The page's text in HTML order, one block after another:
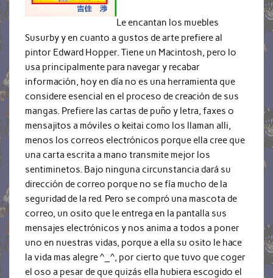
Le encantan los muebles
Susurby y en cuanto a gustos de arte prefiere al
pintor Edward Hopper. Tiene un Macintosh, pero lo
usa principalmente para navegar y recabar
información, hoy en día no es una herramienta que
considere esencial en el proceso de creación de sus
mangas. Prefiere las cartas de puño y letra, faxes o
mensajitos a móviles o keitai como los llaman alli,
menos los correos electrónicos porque ella cree que
una carta escrita a mano transmite mejor los
sentiminetos. Bajo ninguna circunstancia dará su
dirección de correo porque no se fía mucho de la
seguridad de la red. Pero se compró una mascota de
correo, un osito que le entrega en la pantalla sus
mensajes electrónicos y nos anima a todos a poner
uno en nuestras vidas, porque a ella su osito le hace
la vida mas alegre ^_^, por cierto que tuvo que coger
el oso a pesar de que quizás ella hubiera escogido el